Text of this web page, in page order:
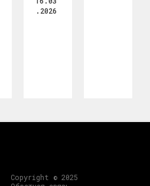
.2026
Copyright © 2025